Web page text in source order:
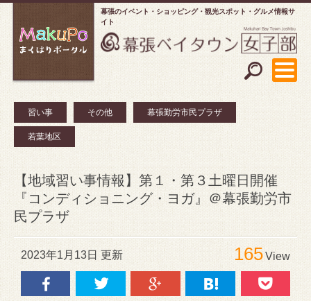
幕張のイベント・ショッピング
観光スポット・グルメ情報サ
イト
習い事 その他 幕張勤労市民プラザ
若葉地区
【地域習い事情報】第１・第３土曜日開催
『コンディショニング・ヨガ』＠幕張勤労市
民プラザ
2023年1月13日 更新 165View